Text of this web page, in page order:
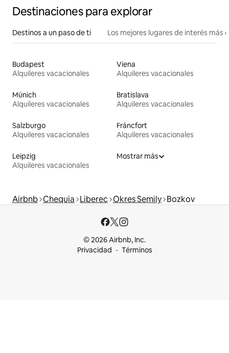
Destinaciones para explorar
Destinos a un paso de ti Los mejores lugares de interés más
Budapest
Alquileres vacacionales
Viena
Alquileres vacacionales
Múnich
Alquileres vacacionales
Bratislava
Alquileres vacacionales
Salzburgo
Alquileres vacacionales
Fráncfort
Alquileres vacacionales
Leipzig
Alquileres vacacionales
Mostrar más
Airbnb Chequia Liberec Okres Semily Bozkov
© 2026 Airbnb, Inc.
Privacidad
Términos